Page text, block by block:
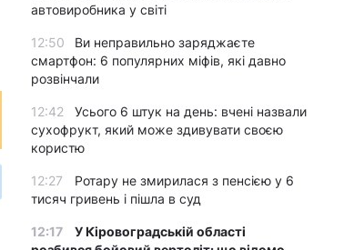
автовиробника у світі
12:50
Ви неправильно заряджаєте
смартфон: 6 популярних міфів, які давно
розвінчали
12:42
Усього 6 штук на день: вчені назвали
сухофрукт, який може здивувати своєю
користю
12:27
Ротару не змирилася з пенсією у 6
тисяч гривень і пішла в суд
12:17
У Кіровоградській області